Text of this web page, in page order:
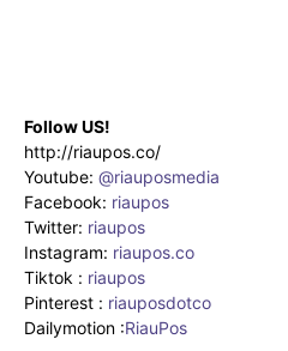
Follow US!
http://riaupos.co/
Youtube: @riauposmedia
Facebook: riaupos
Twitter: riaupos
Instagram: riaupos.co
Tiktok : riaupos
Pinterest : riauposdotco
Dailymotion :RiauPos